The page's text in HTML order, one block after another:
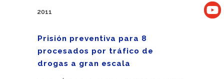
2011
Prisión preventiva para 8
procesados por tráfico de
drogas a gran escala